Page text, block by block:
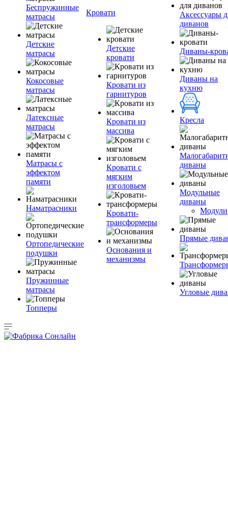
Беспружинные
матрасы
Детские
матрасы
Кокосовые
матрасы
Латексные
матрасы
Матрасы с
эффектом
памяти
Наматрасники
Ортопедические
подушки
Пружинные
матрасы
Топперы
Кровати
Детские
кровати
Кровати из
гарнитуров
Кровати из
массива
Кровати с
мягким
изголовьем
Кровати-
трансформеры
Основания и
механизмы
Аксессуары
диванов
Диваны-
Диваны на
кухню
Кресла
диваны
Модульные
диваны
Модули
Прямые
Угловые